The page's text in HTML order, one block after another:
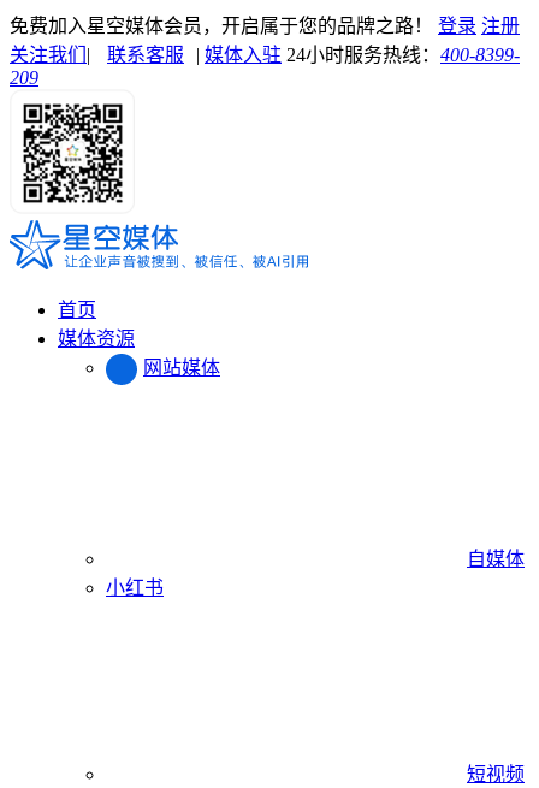
免费加入星空媒体会员，开启属于您的品牌之路！ 登录 注册
关注我们 | 联系客服 | 媒体入驻 24小时服务热线： 400-8399-
209
首页
媒体资源
网站媒体
自媒体
小红书
短视频